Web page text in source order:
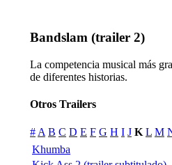
Bandslam (trailer 2)
La competencia musical más
de diferentes historias.
Otros Trailers
# A B C D E F G H I J K L M
Khumba